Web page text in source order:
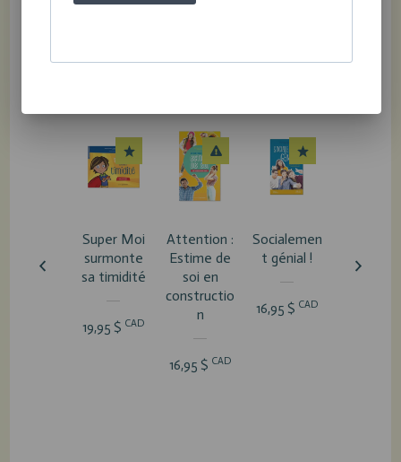
Super Moi
surmonte
sa timidité
19,95 $ CAD
Attention :
Estime de
soi en
constructio
n
16,95 $ CAD
Socialemen
t génial !
16,95 $ CAD